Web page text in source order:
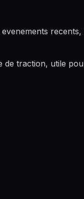
recents,
de traction, utile